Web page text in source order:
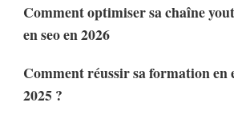
Comment optimiser sa chaîne
en seo en 2026
Comment réussir sa formation en
2025 ?